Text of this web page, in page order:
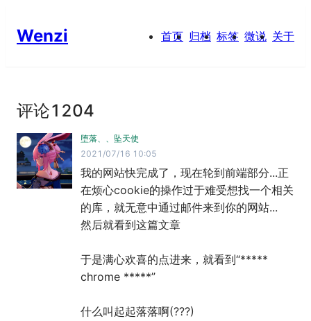
Wenzi 首页 归档 标签 微说 关于
评论1204
堕落、、坠天使
2021/07/16 10:05
我的网站快完成了，现在轮到前端部分...正
在烦心cookie的操作过于难受想找一个相关
的库，就无意中通过邮件来到你的网站...
然后就看到这篇文章
于是满心欢喜的点进来，就看到“*****
chrome *****”
什么叫起起落落啊(???)